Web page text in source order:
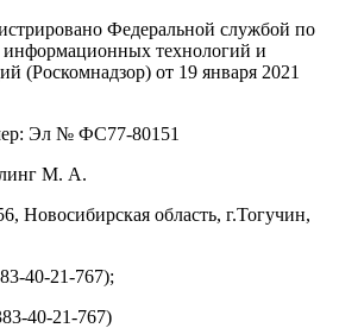
Федеральной службой по
информационных технологий и
(Роскомнадзор) от 19 января 2021
Эл № ФС77-80151
М. А.
Новосибирская область, г.Тогучин,
40-21-767);
40-21-767)